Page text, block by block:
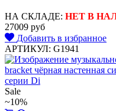
НА СКЛАДЕ: НЕТ В
27009 руб
Добавить в избранное
АРТИКУЛ: G1941
Sale
~10%